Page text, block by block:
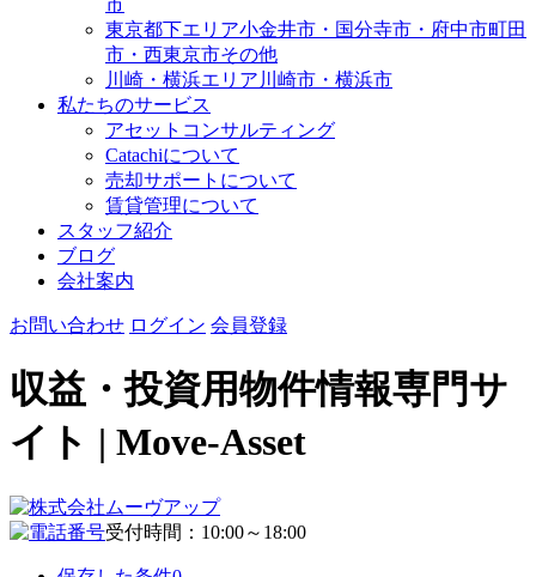
東京都下エリア小金井市・国分寺市・府中市町田
市・西東京市その他
川崎・横浜エリア 川崎市・横浜市
私たちのサービス
アセットコンサルティング
Catachiについて
売却サポートについて
賃貸管理について
スタッフ紹介
ブログ
会社案内
お問い合わせ ログイン 会員登録
収益・投資用物件情報専門サ
イト | Move-Asset
受付時間：10:00～18:00